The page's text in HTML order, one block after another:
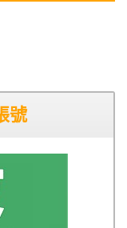
號